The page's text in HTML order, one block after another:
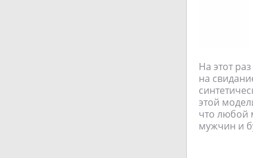
На этот
на
этой
что любой
мужчин и